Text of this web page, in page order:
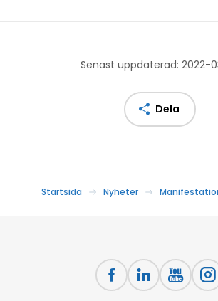
Senast uppdaterad: 2022-
Dela
Startsida Nyheter